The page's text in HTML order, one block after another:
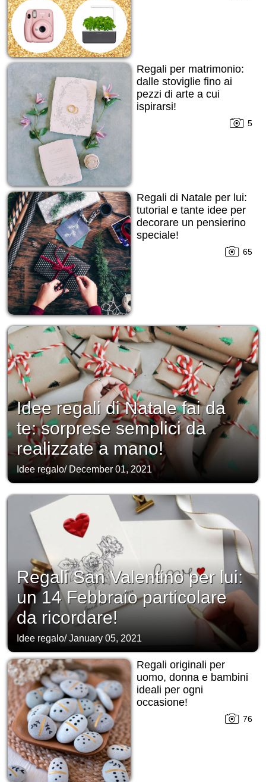
Regali per matrimonio:
dalle stoviglie fino ai
pezzi di arte a cui
ispirarsi!
5
Regali di Natale per lui:
tutorial e tante idee per
decorare un pensierino
speciale!
65
Idee regali di Natale fai da
te: sorprese semplici da
realizzate a mano!
Idee regalo/ December 01, 2021
Regali San Valentino per lui:
un 14 Febbraio particolare
da ricordare!
Idee regalo/January 05, 2021
Regali originali per
uomo, donna e bambini
ideali per ogni
occasione!
76